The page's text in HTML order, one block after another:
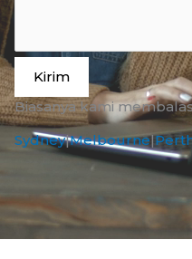
Kirim
Biasanya kami
Sydney|Melbourne|